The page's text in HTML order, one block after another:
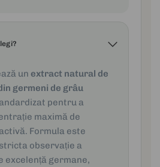
un extract natural de
germeni de grâu
pentru a
maximă de
Formula este
observație a
excelență germane,